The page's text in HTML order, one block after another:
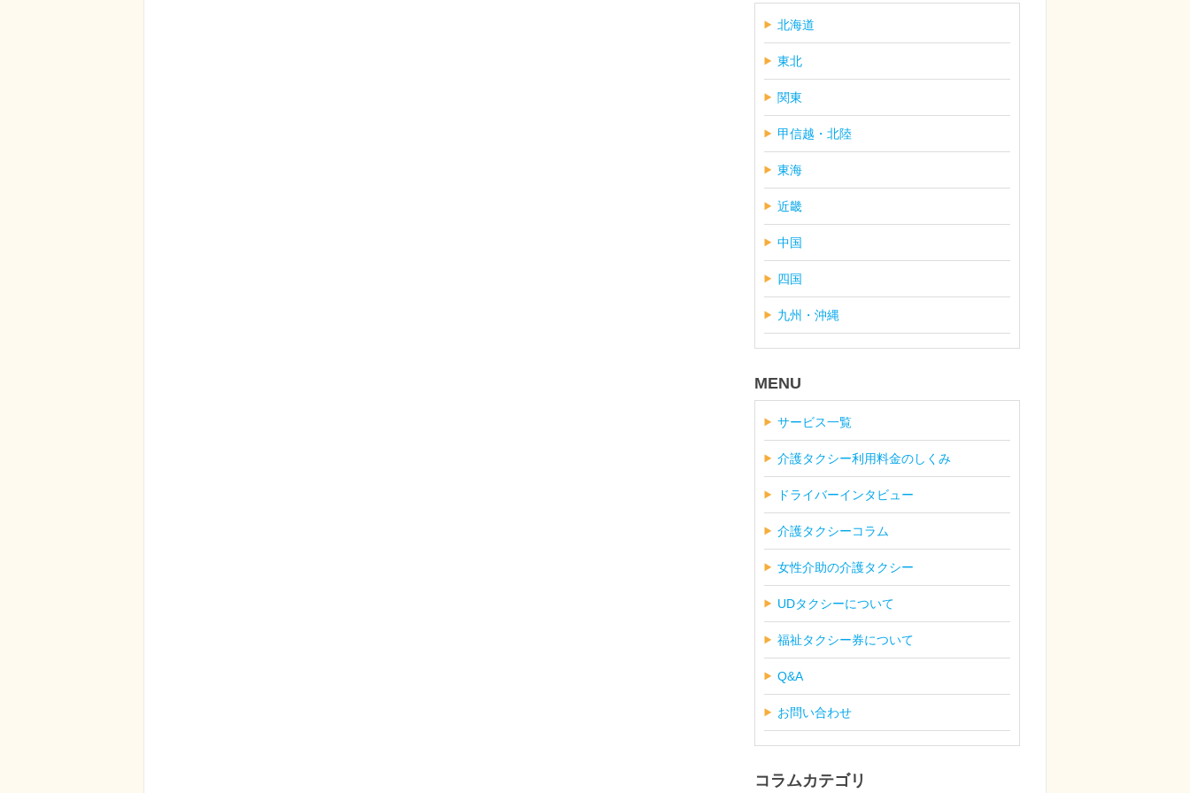
北海道
東北
関東
甲信越・北陸
東海
近畿
中国
四国
九州・沖縄
MENU
サービス一覧
介護タクシー利用料金のしくみ
ドライバーインタビュー
介護タクシーコラム
女性介助の介護タクシー
UDタクシーについて
福祉タクシー券について
Q&A
お問い合わせ
コラムカテゴリ